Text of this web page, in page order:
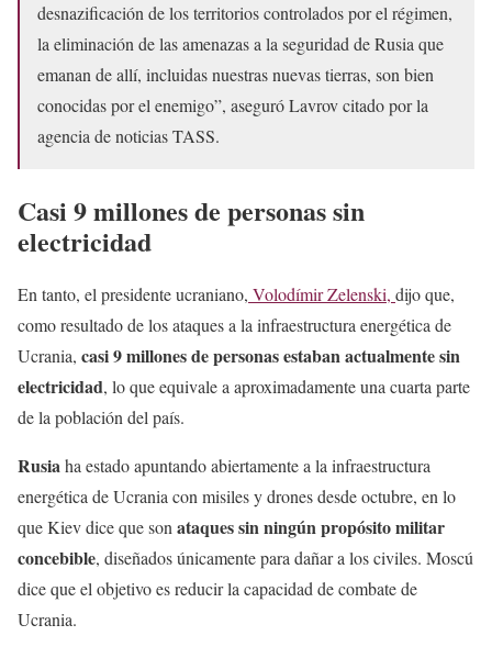
desnazificación de los territorios controlados por el régimen,
la eliminación de las amenazas a la seguridad de Rusia que
emanan de allí, incluidas nuestras nuevas tierras, son bien
conocidas por el enemigo”, aseguró Lavrov citado por la
agencia de noticias TASS.
Casi 9 millones de personas sin
electricidad
En tanto, el presidente ucraniano, Volodímir Zelenski, dijo que,
como resultado de los ataques a la infraestructura energética de
Ucrania, casi 9 millones de personas estaban actualmente sin
electricidad, lo que equivale a aproximadamente una cuarta parte
de la población del país.
Rusiaha estado apuntando abiertamente a la infraestructura
energética de Ucrania con misiles y drones desde octubre, en lo
que Kiev dice que sonataques sin ningún propósito militar
concebible, diseñados únicamente para dañar a los civiles. Moscú
dice que el objetivo es reducir la capacidad de combate de
Ucrania.